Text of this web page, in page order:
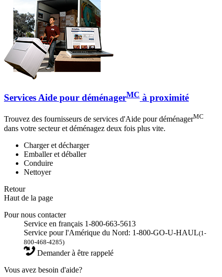
Services Aide pour déménagerMC à proximité
Trouvez des fournisseurs de services d'Aide pour déménagerMC
dans votre secteur et déménagez deux fois plus vite.
Charger et décharger
Emballer et déballer
Conduire
Nettoyer
Retour
Haut de la page
Pour nous contacter
Service en français 1-800-663-5613
Service pour l'Amérique du Nord: 1-800-GO-U-HAUL(1-
800-468-4285)
Demander à être rappelé
Vous avez besoin d'aide?